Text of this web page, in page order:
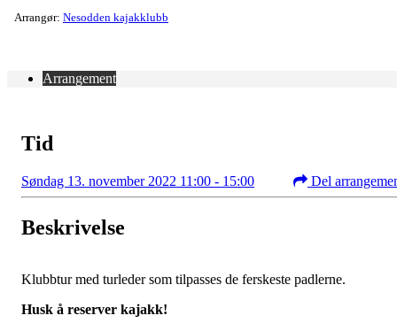
Arrangør: Nesodden kajakklubb
Arrangement
Tid
Søndag 13. november 2022 11:00 - 15:00 Del
Beskrivelse
Klubbtur med turleder som tilpasses de ferskeste padlerne.
Husk å reserver kajakk!